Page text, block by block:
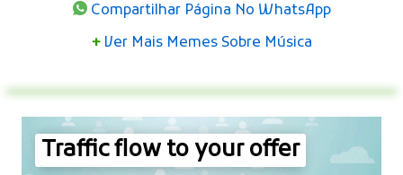
Compartilhar Página No WhatsApp
+ Ver Mais Memes Sobre Música
Traffic flow to your offer